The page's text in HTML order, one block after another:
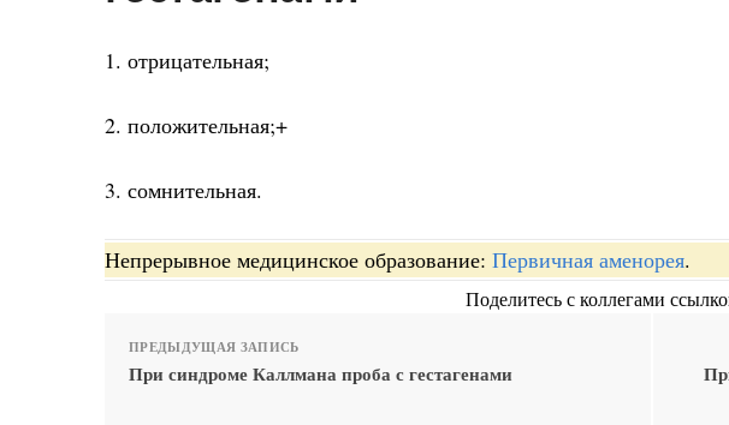
1. отрицательная;
2. положительная;+
3. сомнительная.
Непрерывное медицинское образование: Первичная аменорея.
Поделитесь с коллегами
ПРЕДЫДУЩАЯ ЗАПИСЬ
При синдроме Каллмана проба с гестагенами